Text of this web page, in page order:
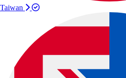
Taiwan